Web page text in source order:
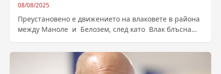
08/08/2025
Преустановено е движението на влаковете в района
между Маноле и Белозем, след като Влак блъсна